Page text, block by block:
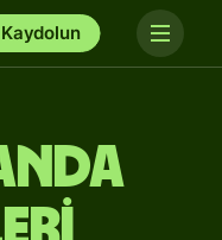
Kaydolun